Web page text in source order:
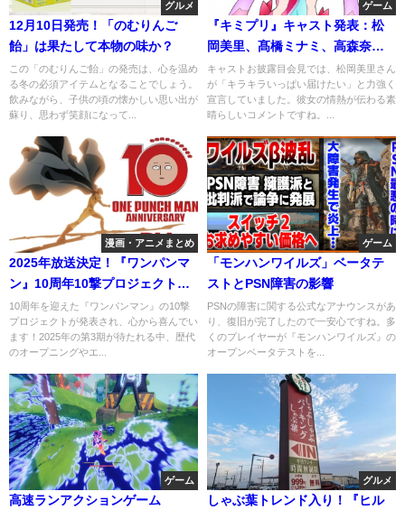
グルメ
12月10日発売！「のむりんご
飴」は果たして本物の味か？
この「のむりんご飴」の発売は、心を温め
る冬の必須アイテムとなることでしょう。
飲みながら、子供の頃の懐かしい思い出が
蘇り、思わず笑顔になって...
ゲーム
『キミプリ』キャスト発表：松
岡美里、髙橋ミナミ、高森奈津
美が集結！
キャストお披露目会見では、松岡美里さん
が「キラキラいっぱい届けたい」と力強く
宣言していました。彼女の情熱が伝わる素
晴らしいコメントですね。...
漫画・アニメまとめ
2025年放送決定！『ワンパンマ
ン』10周年10撃プロジェクトの
すべて
10周年を迎えた『ワンパンマン』の10撃
プロジェクトが発表され、心から喜んでい
ます！2025年の第3期が待たれる中、歴代
のオープニングやエ...
ゲーム
「モンハンワイルズ」ベータテ
ストとPSN障害の影響
PSNの障害に関する公式なアナウンスがあ
り、復旧が完了したので一安心ですね。多
くのプレイヤーが『モンハンワイルズ』の
オープンベータテストを...
ゲーム
高速ランアクションゲーム
グルメ
しゃぶ葉トレンド入り！『ヒル